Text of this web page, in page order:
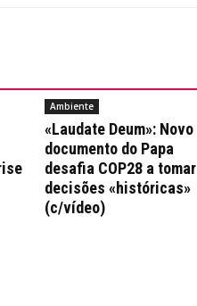
Ambiente
«Laudate Deum»: Novo
documento do Papa
desafia COP28 a tomar
decisões «históricas»
(c/vídeo)